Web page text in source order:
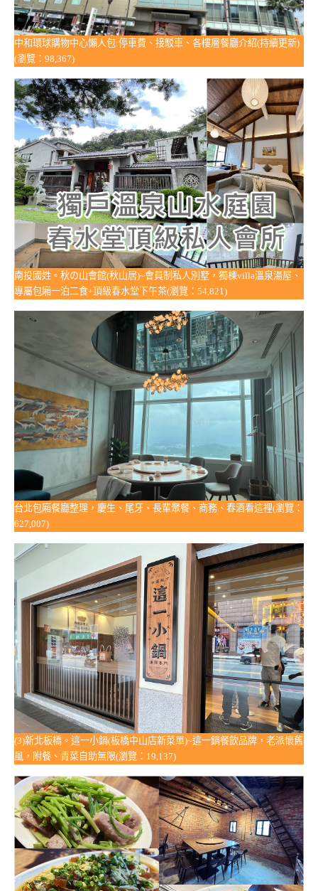
中和環球購物中心懶人包:停車費、接駁車、各樓層餐廳介紹(持續更新)
(瀏覽：98,367)
南投國姓。秋の山會館(秋山居)~會員制私人別墅，獨棟villa溫泉湯屋、
專屬包廂一泊二食+頂級春水堂下午茶(瀏覽：54,821)
台北包廂餐廳整理，慶生、尾牙、長輩聚餐、商務、春酒看這裡(瀏覽：
627,007)
(3)新北板橋。這一小鍋(板橋中山店新菜單)~這一鍋餐飲品牌，老派懷舊
風，附餐、青菜自助無限(瀏覽：19,137)